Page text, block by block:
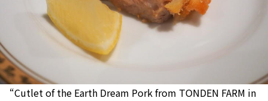
“Cutlet of the Earth Dream Pork from TONDEN FARM in